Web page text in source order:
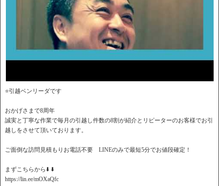
⭐️引越ベンリーダです
おかげさまで8周年
誠実と丁寧な作業で毎月の引越し件数の8割が紹介とリピーターのお客様でお引
越しをさせて頂いております。
ご面倒な訪問見積もりお電話不要 LINEのみで最短5分でお値段確定！
️まずこちらから⬇️ ⬇️
https://lin.ee/mOXaQfc